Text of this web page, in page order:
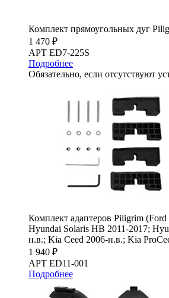
Комплект прямоугольных дуг
1 470 ₽
АРТ ED7-225S
Подробнее
Обязательно, если отсутствуют
Комплект адаптеров Piligrim
Hyundai Solaris HB 2011-2017;
н.в.; Kia Ceed 2006-н.в.; Kia
1 940 ₽
АРТ ED11-001
Подробнее